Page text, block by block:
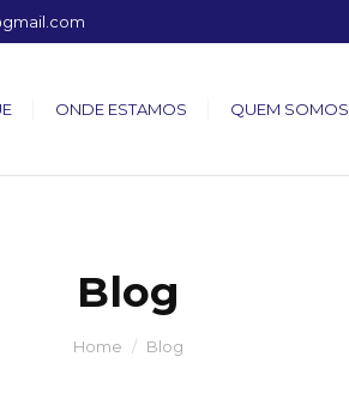
ONDE ESTAMOS QUEM SOMOS
Blog
Home Blog